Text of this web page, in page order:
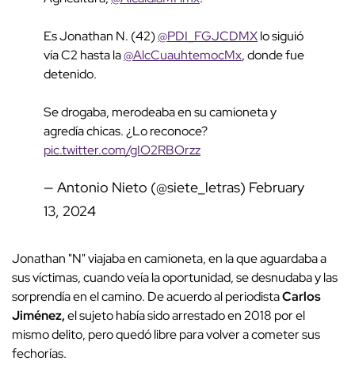
Es Jonathan N. (42)@PDI_FGJCDMXlo siguió
vía C2 hasta la@AlcCuauhtemocMx, donde fue
detenido.
Se drogaba, merodeaba en su camioneta y
agredía chicas. ¿Lo reconoce?
pic.twitter.com/gIO2RBOrzz
— Antonio Nieto (@siete_letras) February
13, 2024
Jonathan "N" viajaba en camioneta, en la que aguardaba a
sus víctimas, cuando veía la oportunidad, se desnudaba y las
sorprendía en el camino. De acuerdo al periodistaCarlos
Jiménez,el sujeto había sido arrestado en 2018 por el
mismo delito, pero quedó libre para volver a cometer sus
fechorías.